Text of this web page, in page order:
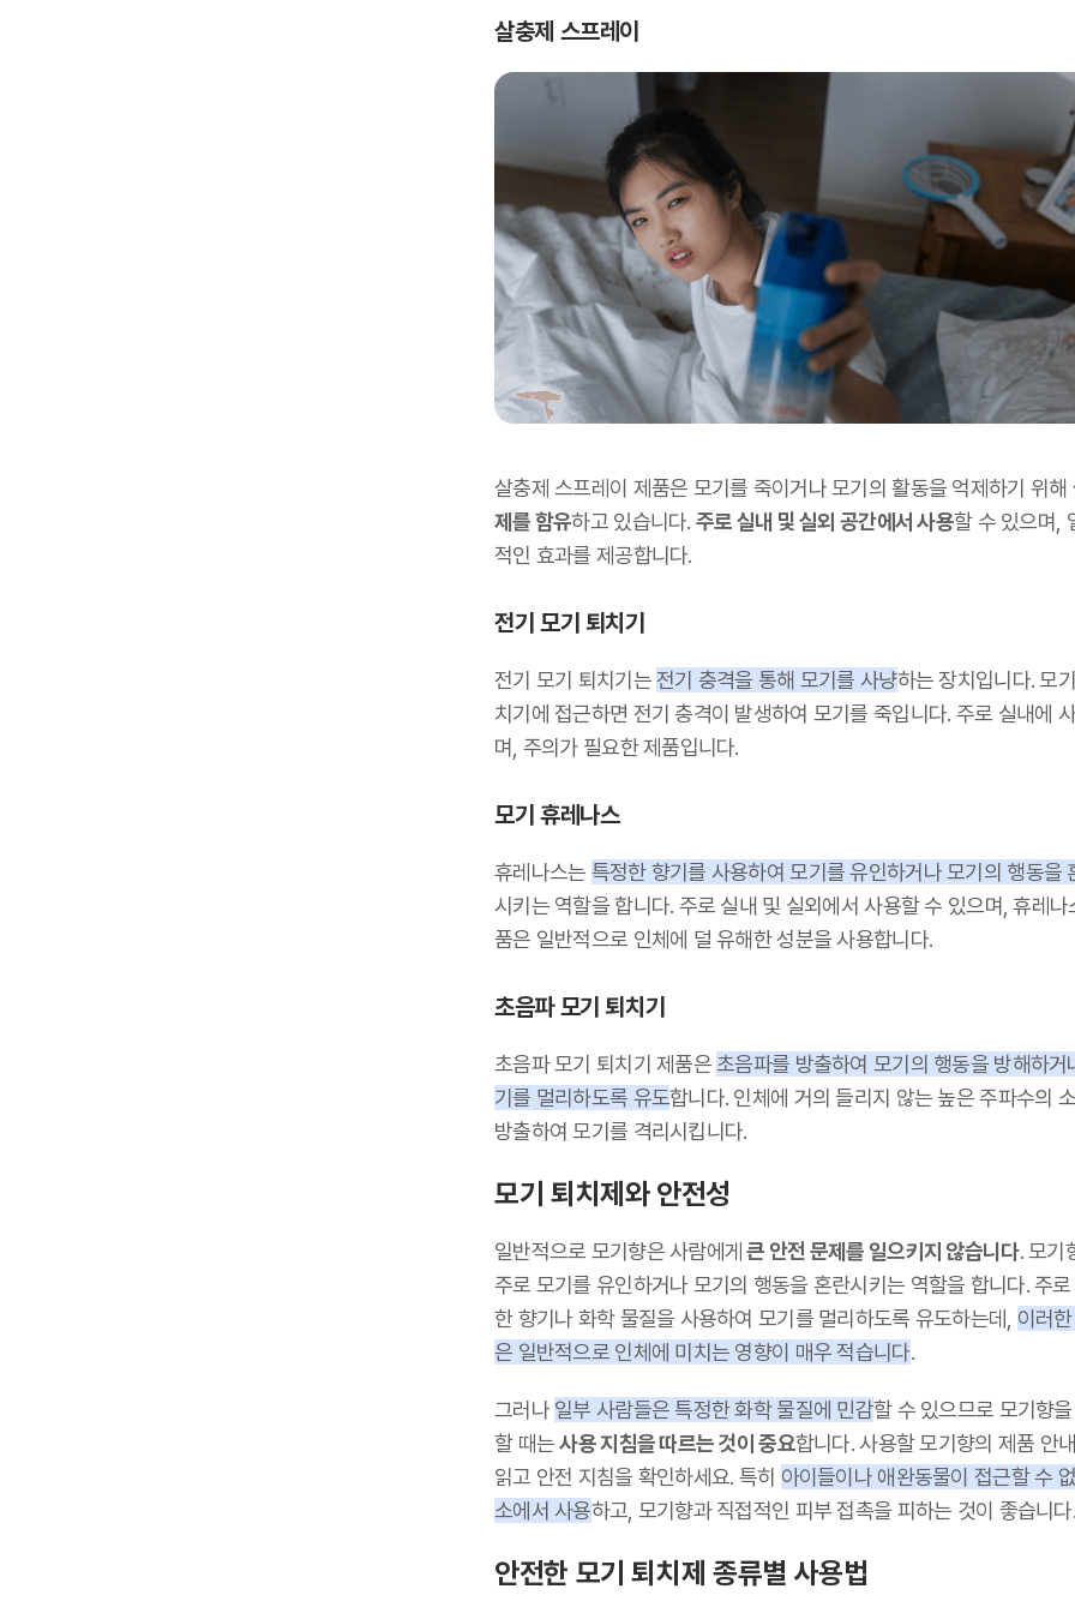
살충제 스프레이
살충제 스프레이 제품은 모기를 죽이거나 모기의 활동을 억제하기 위해
제를 함유하고 있습니다. 주로 실내 및 실외 공간에서 사용할 수 있으며,
적인 효과를 제공합니다.
전기 모기 퇴치기
전기 모기 퇴치기는전기 충격을 통해 모기를 사냥하는 장치입니다. 모
치기에 접근하면 전기 충격이 발생하여 모기를 죽입니다. 주로 실내에
며, 주의가 필요한 제품입니다.
모기 휴레나스
휴레나스는 특정한 향기를 사용하여 모기를 유인하거나 모기의 행동을
시키는 역할을 합니다. 주로 실내 및 실외에서 사용할 수 있으며, 휴레나
품은 일반적으로 인체에 덜 유해한 성분을 사용합니다.
초음파 모기 퇴치기
초음파 모기 퇴치기 제품은초음파를 방출하여 모기의 행동을 방해하거
기를 멀리하도록 유도합니다. 인체에 거의 들리지 않는 높은 주파수의
방출하여 모기를 격리시킵니다.
모기 퇴치제와 안전성
일반적으로 모기향은 사람에게큰 안전 문제를 일으키지 않습니다. 모기
주로 모기를 유인하거나 모기의 행동을 혼란시키는 역할을 합니다. 주로
한 향기나 화학 물질을 사용하여 모기를 멀리하도록 유도하는데, 이러
은 일반적으로 인체에 미치는 영향이 매우 적습니다.
그러나 일부 사람들은 특정한 화학 물질에 민감할 수 있으므로 모기향
할 때는사용 지침을 따르는 것이 중요합니다. 사용할 모기향의 제품 안
읽고 안전 지침을 확인하세요. 특히 아이들이나 애완동물이 접근할 수
소에서 사용하고, 모기향과 직접적인 피부 접촉을 피하는 것이 좋습니다.
안전한 모기 퇴치제 종류별 사용법